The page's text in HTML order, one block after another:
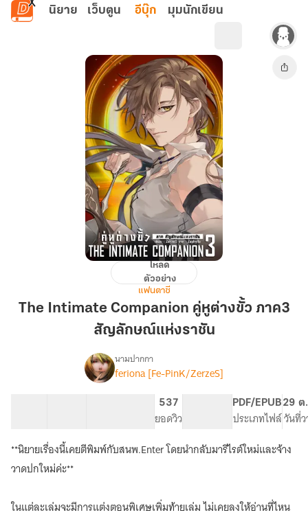
ข้ามไปยังเนื้อหาหลัก
นิยาย เว็บตูน อีบุ๊ก มุมนักเขียน
Intimate
Companion
ต่าง
ขั้ว
ภาค3
สัญลักษณ์
โหลด
ตัวอย่าง
แฟนตาซี
The Intimate Companion คู่หูต่างขั้ว ภาค3
สัญลักษณ์แห่งราชัน
เรื่องThe
Companion
คู่หู
ต่าง
ขั้ว!
นามปากกา
feriona [Fe-PinK/ZerzeS]
537
ยอดวิว
PDF/EPUB
ประเภทไฟล์
29 ต
วันที่
**นิยายเรื่องนี้เคยตีพิมพ์กับสนพ.Enter โดยนำกลับมารีไรต์ใหม่และจ้าง
วาดปกใหม่ค่ะ**
ในแต่ละเล่มจะมีการแต่งตอนพิเศษเพิ่มท้ายเล่ม ไม่เคยลงให้อ่านที่ไหน